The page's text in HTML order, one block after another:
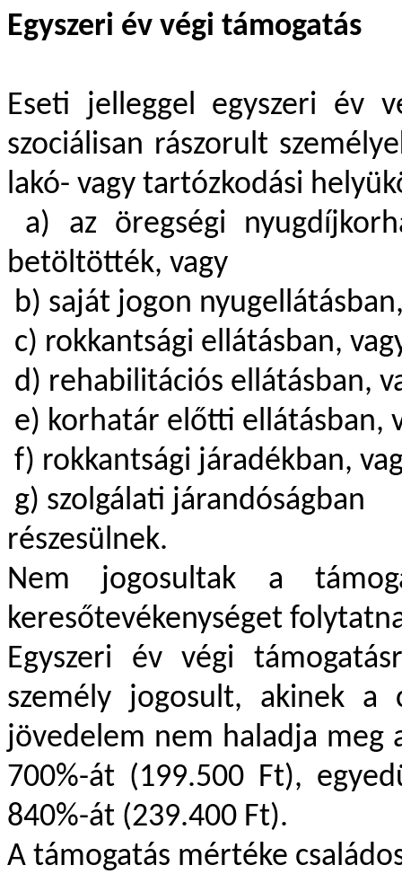
Egyszeri év végi támogatás
Eseti jelleggel egyszeri év
szociálisan rászorult
lakó- vagy tartózkodási
a) az öregségi
betöltötték, vagy
b) saját jogon
c) rokkantsági ellátásban,
d) rehabilitációs ellátásban,
e) korhatár előtti ellátásban,
f) rokkantsági járadékban,
g) szolgálati járandóságban
részesülnek.
Nem jogosultak a
keresőtevékenységet
Egyszeri év végi
személy jogosult, akinek
jövedelem nem haladja meg
700%-át (199.500 Ft),
840%-át (239.400 Ft).
A támogatás mértéke